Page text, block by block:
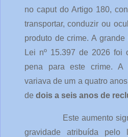
no caput do Artigo 180,
transportar, conduzir ou
produto de crime. A
Lei nº 15.397 de 2026 foi
pena para este crime. A
variava de um a quatro
de dois a seis anos de
Este aumento
gravidade atribuída pelo